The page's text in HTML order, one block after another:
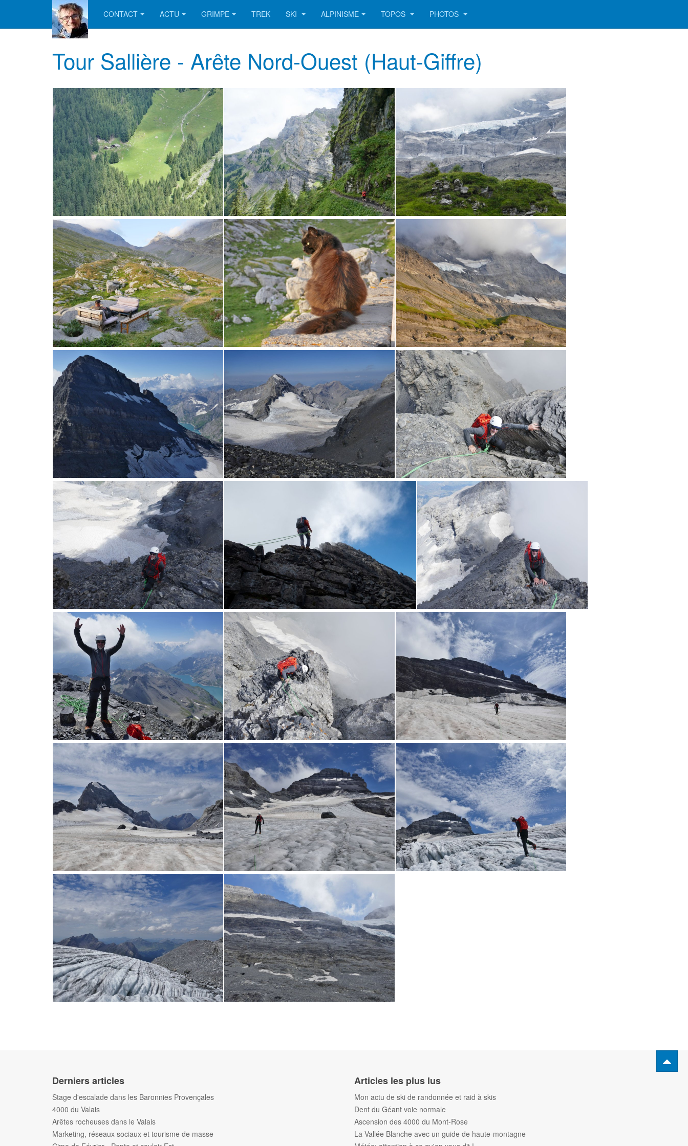
CONTACT ACTU GRIMPE TREK SKI ALPINISME TOPOS PHOTOS
Tour Sallière - Arête Nord-Ouest (Haut-Giffre)
Derniers articles
Stage d'escalade dans les Baronnies Provençales
4000 du Valais
Arêtes rocheuses dans le Valais
Marketing, réseaux sociaux et tourisme de masse
Articles les plus lus
Mon actu de ski de randonnée et raid à skis
Dent du Géant voie normale
Ascension des 4000 du Mont-Rose
La Vallée Blanche avec un guide de haute-montagne